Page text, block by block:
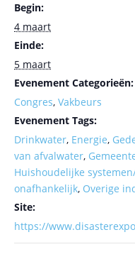
Begin:
4 maart
Einde:
5 maart
Evenement Categorieën:
Congres, Vakbeurs
Evenement Tags:
Drinkwater, Energie,
van afvalwater,
Huishoudelijke
onafhankelijk, Overige
Site:
https://